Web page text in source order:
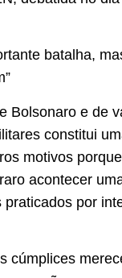
batalha,
Bolsonaro e de
constitui
motivos
acontecer
praticados por
cúmplices